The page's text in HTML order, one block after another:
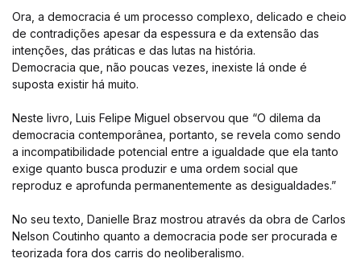
Ora, a democracia é um processo complexo, delicado e cheio
de contradições apesar da espessura e da extensão das
intenções, das práticas e das lutas na história.
Democracia que, não poucas vezes, inexiste lá onde é
suposta existir há muito.
Neste livro, Luis Felipe Miguel observou que “O dilema da
democracia contemporânea, portanto, se revela como sendo
a incompatibilidade potencial entre a igualdade que ela tanto
exige quanto busca produzir e uma ordem social que
reproduz e aprofunda permanentemente as desigualdades.”
No seu texto, Danielle Braz mostrou através da obra de Carlos
Nelson Coutinho quanto a democracia pode ser procurada e
teorizada fora dos carris do neoliberalismo.